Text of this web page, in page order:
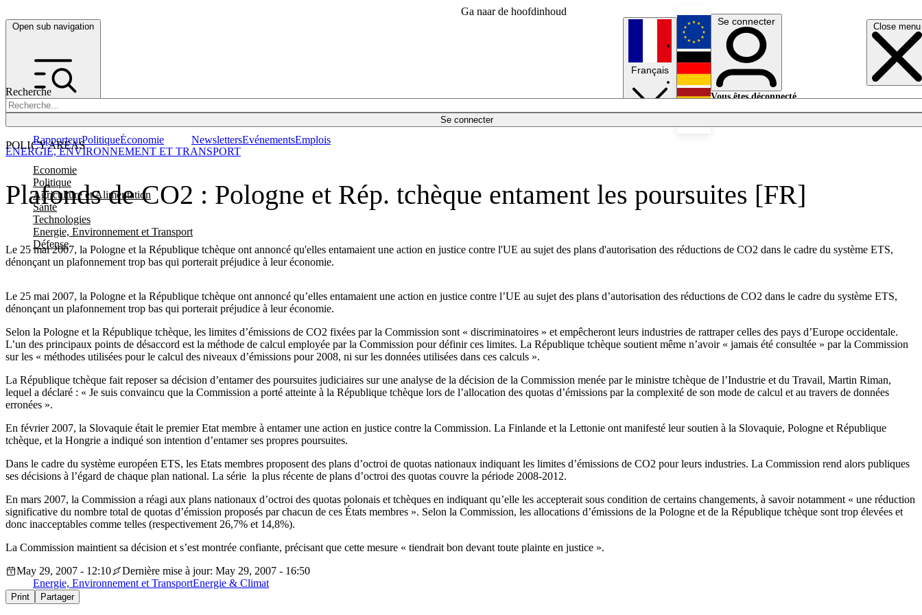
Ga naar de hoofdinhoud
Open sub navigation Close menu
Recherche
Se connecter
POLICY AREAS
Economie
Politique
Agriculture et Alimentation
Santé
Technologies
Energie, Environnement et Transport
Défense
RapporteurPolitiqueÉconomie NewslettersEvénementsEmplois
Français
English
Deutsch
Se connecter
Vous êtes déconnecté.
Plafonds de CO2 : Pologne et Rép. tchèque entament les poursuites [FR]
Le 25 mai 2007, la Pologne et la République tchèque ont annoncé qu'elles entamaient une action en justice contre l'UE au sujet des plans d'autorisation des réductions de CO2 dans le cadre du système ETS,
dénonçant un plafonnement trop bas qui porterait préjudice à leur économie.
ENERGIE, ENVIRONNEMENT ET TRANSPORT
Le 25 mai 2007, la Pologne et la République tchèque ont annoncé qu’elles entamaient une action en justice contre l’UE au sujet des plans d’autorisation des réductions de CO2 dans le cadre du système ETS,
dénonçant un plafonnement trop bas qui porterait préjudice à leur économie.
Selon la Pologne et la République tchèque, les limites d’émissions de CO2 fixées par la Commission sont « discriminatoires » et empêcheront leurs industries de rattraper celles des pays d’Europe occidentale.
L’un des principaux points de désaccord est la méthode de calcul employée par la Commission pour définir ces limites. La République tchèque soutient même n’avoir « jamais été consultée » par la Commission
sur les « méthodes utilisées pour le calcul des niveaux d’émissions pour 2008, ni sur les données utilisées dans ces calculs ».
La République tchèque fait reposer sa décision d’entamer des poursuites judiciaires sur une analyse de la décision de la Commission menée par le ministre tchèque de l’Industrie et du Travail, Martin Riman,
lequel a déclaré : « Je suis convaincu que la Commission a porté atteinte à la République tchèque lors de l’allocation des quotas d’émissions par la complexité de son mode de calcul et au travers de données
erronées ».
En février 2007, la Slovaquie était le premier Etat membre à entamer une action en justice contre la Commission. La Finlande et la Lettonie ont manifesté leur soutien à la Slovaquie, Pologne et République
tchèque, et la Hongrie a indiqué son intention d’entamer ses propres poursuites.
Dans le cadre du système européen ETS, les Etats membres proposent des plans d’octroi de quotas nationaux indiquant les limites d’émissions de CO2 pour leurs industries. La Commission rend alors publiques
ses décisions à l’égard de chaque plan national. La série la plus récente de plans d’octroi des quotas couvre la période 2008-2012.
En mars 2007, la Commission a réagi aux plans nationaux d’octroi des quotas polonais et tchèques en indiquant qu’elle les accepterait sous condition de certains changements, à savoir notamment « une réduction
significative du nombre total de quotas d’émission proposés par chacun de ces États membres ». Selon la Commission, les allocations d’émissions de la Pologne et de la République tchèque sont trop élevées et
donc inacceptables comme telles (respectivement 26,7% et 14,8%).
La Commission maintient sa décision et s’est montrée confiante, précisant que cette mesure « tiendrait bon devant toute plainte en justice ».
May 29, 2007 - 12:10
Dernière mise à jour: May 29, 2007 - 16:50
Energie, Environnement et TransportEnergie & Climat
Print Partager